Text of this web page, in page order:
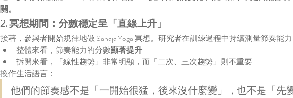
關。
2. 冥想期間：分數穩定呈「直線上升」
接著，參與者開始規律地做 Sahaja Yoga 冥想。研究者在訓練過程中持續測量節奏能
整體來看，節奏能力的分數顯著提升
拆開來看，「線性趨勢」非常明顯，而「二次、三次趨勢」則不重要
換作生活語言：
他們的節奏感不是「一開始很猛，後來沒什麼變」，也不是「先